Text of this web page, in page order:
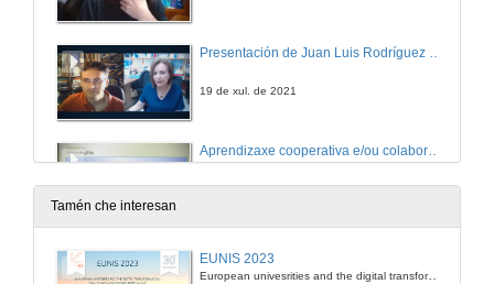
19 de xul. de 2021
Aprendizaxe cooperativa e/ou colaborativa?
19 de xul. de 2021
Tamén che interesan
EUNIS 2023
European univesrities and the digital transformation: challenges and opportunities ahead